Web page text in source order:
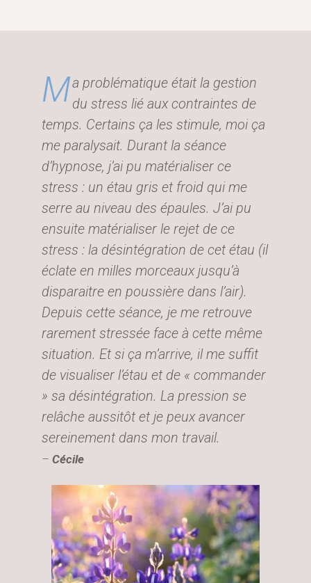
Ma problématique était la gestion
du stress lié aux contraintes de
temps. Certains ça les stimule, moi ça
me paralysait. Durant la séance
d’hypnose, j’ai pu matérialiser ce
stress : un étau gris et froid qui me
serre au niveau des épaules. J’ai pu
ensuite matérialiser le rejet de ce
stress : la désintégration de cet étau (il
éclate en milles morceaux jusqu’à
disparaitre en poussière dans l’air).
Depuis cette séance, je me retrouve
rarement stressée face à cette même
situation. Et si ça m’arrive, il me suffit
de visualiser l’étau et de « commander
» sa désintégration. La pression se
relâche aussitôt et je peux avancer
sereinement dans mon travail.
– Cécile